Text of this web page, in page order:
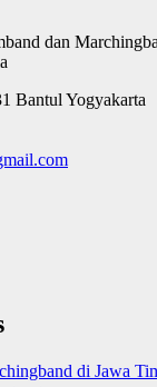
dan
Bantul Yogyakarta
di Jawa